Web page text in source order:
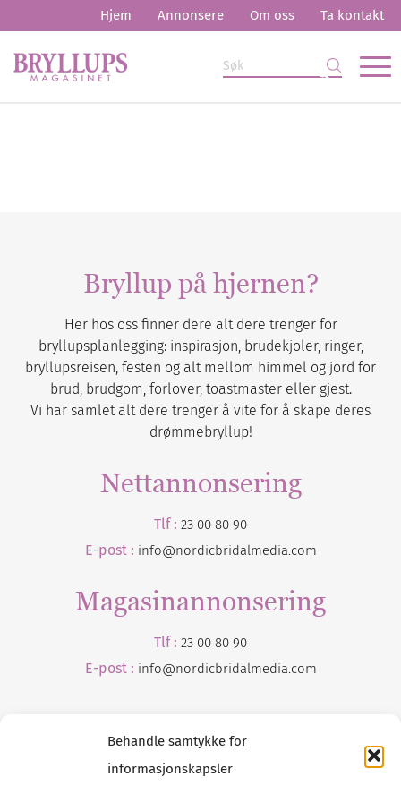
Behandle samtykke for
informasjonskapsler
Hjem Annonsere Om oss Ta kontakt
Bryllup på hjernen?
Her hos oss finner dere alt dere trenger for
bryllupsplanlegging: inspirasjon, brudekjoler, ringer,
bryllupsreisen, festen og alt mellom himmel og jord for
brud, brudgom, forlover, toastmaster eller gjest.
Vi har samlet alt dere trenger å vite for å skape deres
drømmebryllup!
Nettannonsering
Tlf : 23 00 80 90
E-post : info@nordicbridalmedia.com
Magasinannonsering
Tlf : 23 00 80 90
E-post : info@nordicbridalmedia.com